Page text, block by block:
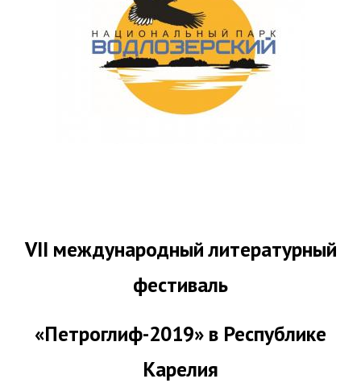
VII международный литературный
фестиваль
«Петроглиф-2019» в Республике
Карелия